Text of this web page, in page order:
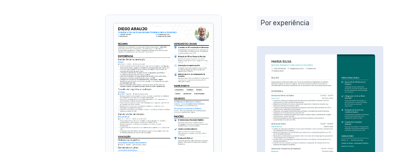
Currículo de Tradutor Médico
Currículo de Tradutor de Livros
Por experiência